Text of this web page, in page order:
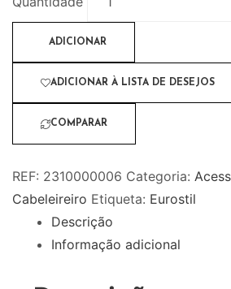
ADICIONAR
ADICIONAR À LISTA DE DESEJOS
COMPARAR
REF: 2310000006 Categoria:
Cabeleireiro Etiqueta: Eurostil
Descrição
Informação adicional